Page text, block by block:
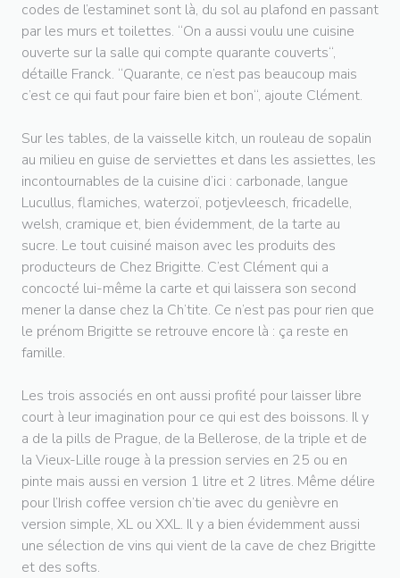
codes de l’estaminet sont là, du sol au plafond en passant
par les murs et toilettes. “On a aussi voulu une cuisine
ouverte sur la salle qui compte quarante couverts“,
détaille Franck. “Quarante, ce n’est pas beaucoup mais
c’est ce qui faut pour faire bien et bon“, ajoute Clément.
Sur les tables, de la vaisselle kitch, un rouleau de sopalin
au milieu en guise de serviettes et dans les assiettes, les
incontournables de la cuisine d’ici : carbonade, langue
Lucullus, flamiches, waterzoï, potjevleesch, fricadelle,
welsh, cramique et, bien évidemment, de la tarte au
sucre. Le tout cuisiné maison avec les produits des
producteurs de Chez Brigitte. C’est Clément qui a
concocté lui-même la carte et qui laissera son second
mener la danse chez la Ch’tite. Ce n’est pas pour rien que
le prénom Brigitte se retrouve encore là : ça reste en
famille.
Les trois associés en ont aussi profité pour laisser libre
court à leur imagination pour ce qui est des boissons. Il y
a de la pills de Prague, de la Bellerose, de la triple et de
la Vieux-Lille rouge à la pression servies en 25 ou en
pinte mais aussi en version 1 litre et 2 litres. Même délire
pour l’Irish coffee version ch’tie avec du genièvre en
version simple, XL ou XXL. Il y a bien évidemment aussi
une sélection de vins qui vient de la cave de chez Brigitte
et des softs.